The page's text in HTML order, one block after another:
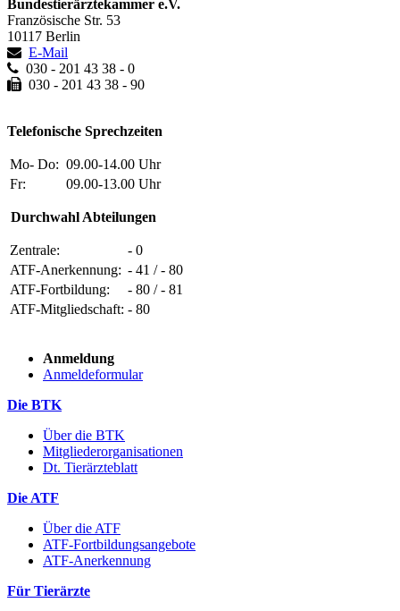
Bundestierärztekammer e.V.
Französische Str. 53
10117 Berlin
E-Mail
030 - 201 43 38 - 0
030 - 201 43 38 - 90
Telefonische Sprechzeiten
Mo- Do: 09.00-14.00 Uhr
Fr:
09.00-13.00 Uhr
Durchwahl Abteilungen
Zentrale:
- 0
ATF-Anerkennung: - 41 / - 80
ATF-Fortbildung:
- 80 / - 81
ATF-Mitgliedschaft: - 80
Anmeldung
Anmeldeformular
Die BTK
Über die BTK
Mitgliederorganisationen
Dt. Tierärzteblatt
Die ATF
Über die ATF
ATF-Fortbildungsangebote
ATF-Anerkennung
Für Tierärzte